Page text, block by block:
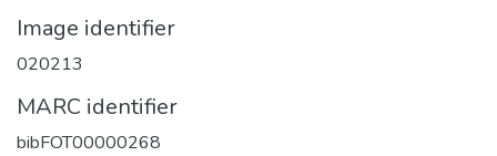
Image identifier
020213
MARC identifier
bibFOT00000268